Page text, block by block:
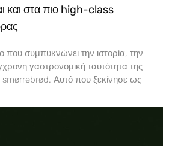
και στα πιο high-class
που συμπυκνώνει την ιστορία, την
γαστρονομική ταυτότητα της
smørrebrød. Αυτό που ξεκίνησε ως